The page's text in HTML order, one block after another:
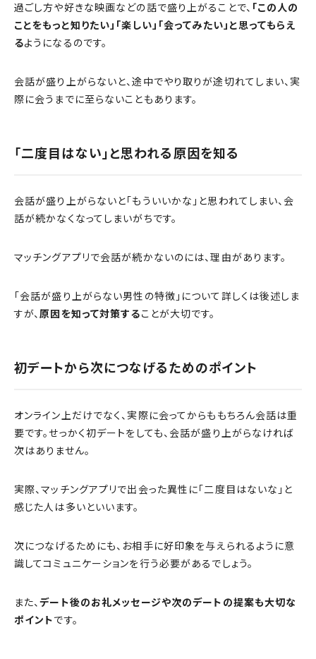
過ごし方や好きな映画などの話で盛り上がることで、 「この人の
ことをもっと知りたい」「楽しい」「会ってみたい」と思ってもらえ
るようになるのです。
会話が盛り上がらないと、途中でやり取りが途切れてしまい、実
際に会うまでに至らないこともあります。
「二度目はない」と思われる原因を知る
会話が盛り上がらないと「もういいかな」と思われてしまい、会
話が続かなくなってしまいがちです。
マッチングアプリで会話が続かないのには、理由があります。
「会話が盛り上がらない男性の特徴」について詳しくは後述しま
すが、原因を知って対策することが大切です。
初デートから次につなげるためのポイント
オンライン上だけでなく、実際に会ってからももちろん会話は重
要です。せっかく初デートをしても、会話が盛り上がらなければ
次はありません。
実際、マッチングアプリで出会った異性に「二度目はないな」と
感じた人は多いといいます。
次につなげるためにも、お相手に好印象を与えられるように意
識してコミュニケーションを行う必要があるでしょう。
また、デート後のお礼メッセージや次のデートの提案も大切な
ポイントです。